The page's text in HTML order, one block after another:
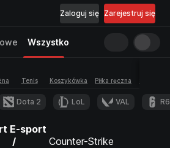
Zarejestruj się
Zaloguj się
Wszystko
Tenis Koszykówka Piłka ręczna
Dota 2 LoL VAL
E-sport
Counter-Strike